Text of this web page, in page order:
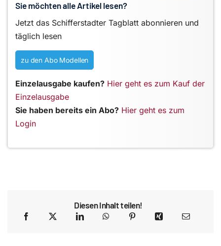
Sie möchten alle Artikel lesen?
Jetzt das Schifferstadter Tagblatt abonnieren und
täglich lesen
zu den Abo Modellen
Einzelausgabe kaufen? Hier geht es zum Kauf der
Einzelausgabe
Sie haben bereits ein Abo? Hier geht es zum
Login
Diesen Inhalt teilen!